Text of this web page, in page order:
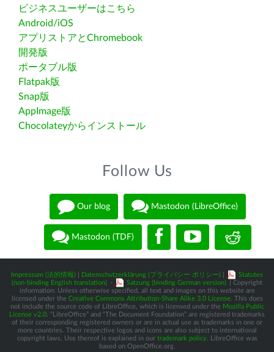
ビジネスユーザーはこちら
Android/iOS
アプリストアとChromebook
開発版
ポータブル版
Flatpak版
Snap版
AppImage版
Chocolateyからインストール
Follow Us
Our blog Mastodon (LibreOffice)
Mastodon (TDF)
Impressum (法的情報) Datenschutzerklärung (プライバシー ポリシー)
Statutes
(non-binding English translation) - Satzung (binding German version)
| Copyright
information: Unless otherwise specified, all text and images on this website are
licensed under the Creative Commons Attribution-Share Alike 3.0 License. This does
not include the source code of LibreOffice, which is licensed under the Mozilla Public
License v2.0 . “LibreOffice” and “The Document Foundation” are registered trademarks
of their corresponding registered owners or are in actual use as trademarks in one or
more countries. Their respective logos and icons are also subject to international
copyright laws. Use thereof is explained in our trademark policy. LibreOffice was
based on OpenOffice.org.